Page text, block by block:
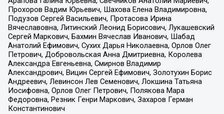
Прохоров Вадим Юрьевич, Шахова Елена Владимировна,
Подузов Сергей Васильевич, Протасова Ирина
Вячеславовна, Литинский Леонид Борисович, Лукашевский
Сергей Маркович, Бахмин Вячеслав Иванович, Шабад
Анатолий Ефимович, Сухих Дарья Николаевна, Орлов Олег
Петрович, Добровольская Анна Дмитриевна, Королева
Александра Евгеньевна, Смирнов Владимир
Александрович, Вицин Сергей Ефимович, Золотухин Борис
Андреевич, Левинсон Лев Семенович, Локшина Татьяна
Иосифовна, Орлов Олег Петрович, Полякова Мара
Федоровна, Резник Генри Маркович, Захаров Герман
Константинович